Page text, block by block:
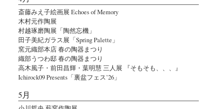
斎藤みえ子絵画展 Echoes of Memory
木村元作陶展
村越琢磨陶展「陶然忘機」
田子美紀ガラス展「Spring Palette」
窯元織部本店 春の陶器まつり
織部うつわ邸 春の陶器まつり
高木風子・前田昌輝・葉明慧 三人展 『そもそも、、、』
Ichirock09 Presents「裏盆フェス’26」
5月